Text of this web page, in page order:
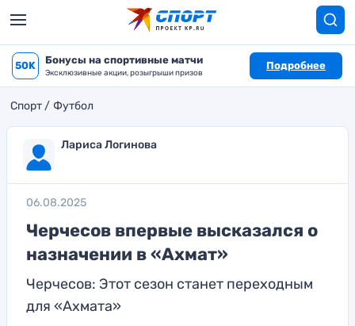
50K Бонусы на спортивные матчи
Эксклюзивные акции, розыгрыши призов
Подробнее
Спорт Футбол
Лариса Логинова
06.08.2025
Черчесов впервые высказался о
назначении в «Ахмат»
Черчесов: Этот сезон станет переходным
для «Ахмата»